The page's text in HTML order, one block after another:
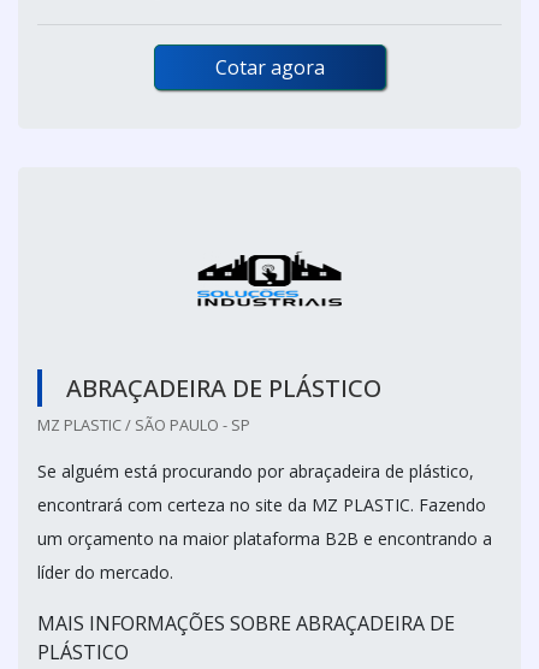
Cotar agora
ABRAÇADEIRA DE PLÁSTICO
MZ PLASTIC / SÃO PAULO - SP
Se alguém está procurando por abraçadeira de plástico,
encontrará com certeza no site da MZ PLASTIC. Fazendo
um orçamento na maior plataforma B2B e encontrando a
líder do mercado.
MAIS INFORMAÇÕES SOBRE ABRAÇADEIRA DE
PLÁSTICO